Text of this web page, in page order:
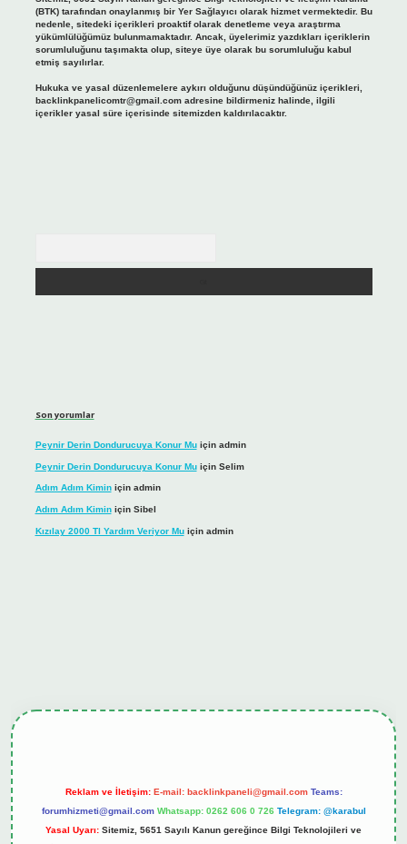
(BTK) tarafından onaylanmış bir Yer Sağlayıcı olarak hizmet vermektedir. Bu
nedenle, sitedeki içerikleri proaktif olarak denetleme veya araştırma
yükümlülüğümüz bulunmamaktadır. Ancak, üyelerimiz yazdıkları içeriklerin
sorumluluğunu taşımakta olup, siteye üye olarak bu sorumluluğu kabul
etmiş sayılırlar.
Hukuka ve yasal düzenlemelere aykırı olduğunu düşündüğünüz içerikleri,
backlinkpanelicomtr@gmail.comadresine bildirmeniz halinde, ilgili
içerikler yasal süre içerisinde sitemizden kaldırılacaktır.
Son yorumlar
Peynir Derin Dondurucuya Konur Muiçin admin
Peynir Derin Dondurucuya Konur Muiçin Selim
Adım Adım Kiminiçin admin
Adım Adım Kiminiçin Sibel
Kızılay 2000 Tl Yardım Veriyor Muiçin admin
Reklam ve İletişim: E-mail: backlinkpaneli@gmail.com Teams:
forumhizmeti@gmail.com Whatsapp: 0262 606 0 726 Telegram: @karabul
Yasal Uyarı: Sitemiz, 5651 Sayılı Kanun gereğince Bilgi Teknolojileri ve